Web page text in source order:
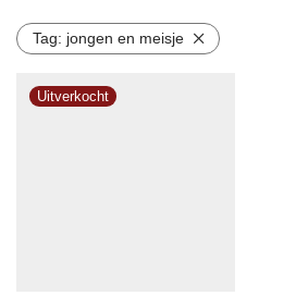
Tag: jongen en meisje